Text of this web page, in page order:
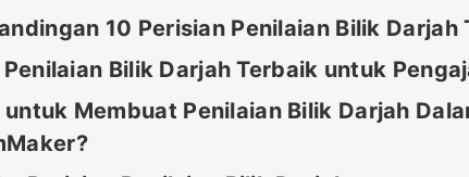
10 Perisian Penilaian Bilik Darjah
Bilik Darjah Terbaik untuk
untuk Membuat Penilaian Bilik Darjah